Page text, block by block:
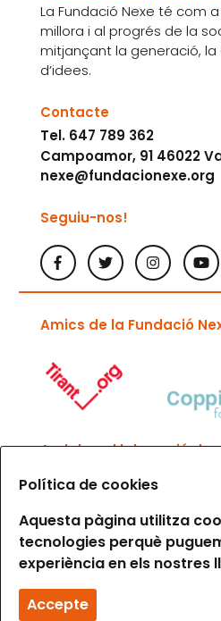
La Fundació Nexe té com
millora i al progrés de la
mitjançant la generació,
d’idees.
Contacte
Tel. 647 789 362
Campoamor, 91 46022
nexe@fundacionexe.org
Seguiu-nos!
Amics de la Fundació
Amb la col·laboració de
Política de privacitat
Política de cookies
Política de cookies
Aquesta pàgina utilitza
tecnologies perquè
experiència en els nostres
Accepte